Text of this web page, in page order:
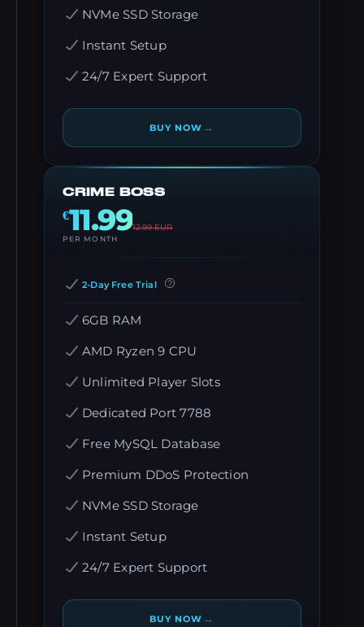
NVMe SSD Storage
Instant Setup
24/7 Expert Support
BUY NOW →
CRIME BOSS
€11.9912.99EUR
PER MONTH
2-Day Free Trial
6GB RAM
AMD Ryzen 9 CPU
Unlimited Player Slots
Dedicated Port 7788
Free MySQL Database
Premium DDoS Protection
NVMe SSD Storage
Instant Setup
24/7 Expert Support
BUY NOW →